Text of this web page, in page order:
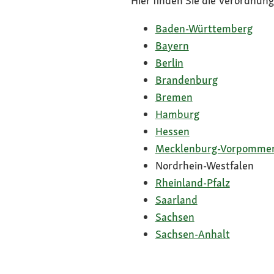
Baden-Württemberg
Bayern
Berlin
Brandenburg
Bremen
Hamburg
Hessen
Mecklenburg-
Nordrhein-Westfalen
Rheinland-Pfalz
Saarland
Sachsen
Sachsen-Anhalt